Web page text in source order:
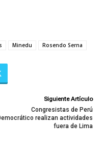
Minedu Rosendo Serna
Siguiente Artículo
Congresistas de Perú
realizan actividades
fuera de Lima